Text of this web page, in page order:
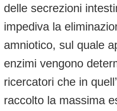
delle secrezioni
impediva la
amniotico, sul quale
enzimi vengono
ricercatori che in
raccolto la massima